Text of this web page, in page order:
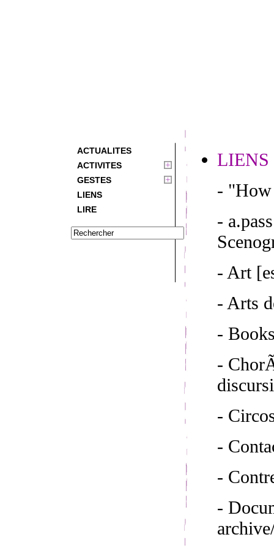
ACTUALITES
ACTIVITES
GESTES
LIENS
LIRE
LIENS
- "How
-
- Art
- Arts
-
-
-
-
-
-